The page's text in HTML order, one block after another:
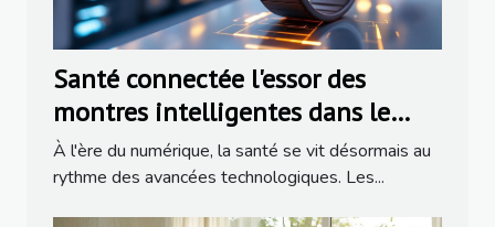
Santé connectée l'essor des
montres intelligentes dans le
suivi du bien-être
À l'ère du numérique, la santé se vit désormais au
rythme des avancées technologiques. Les...